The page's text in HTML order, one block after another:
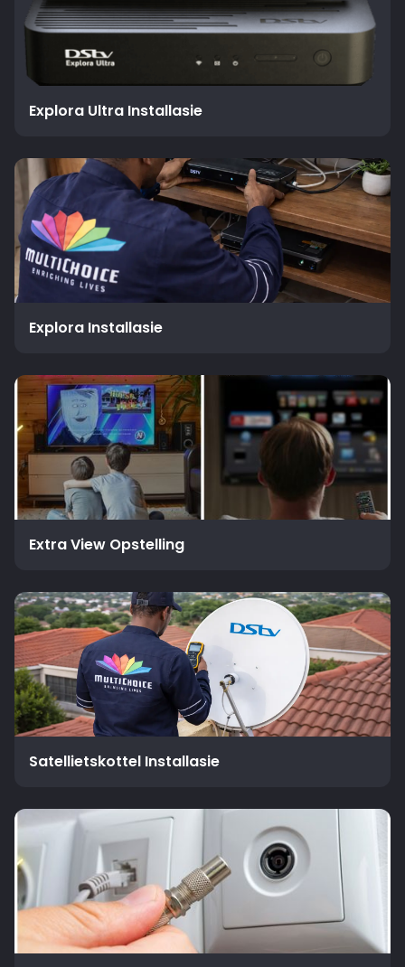
Explora Ultra Installasie
Explora Installasie
Extra View Opstelling
Satellietskottel Installasie